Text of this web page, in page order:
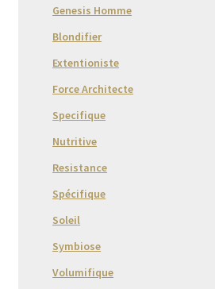
Genesis Homme
Blondifier
Extentioniste
Force Architecte
Specifique
Nutritive
Resistance
Spécifique
Soleil
Symbiose
Volumifique